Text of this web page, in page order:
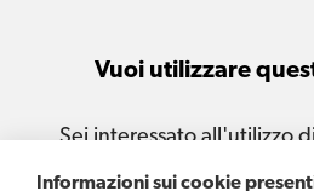
Informazioni sui cookie
Vuoi utilizzare
Sei interessato all'utilizzo
per le tue attività e i